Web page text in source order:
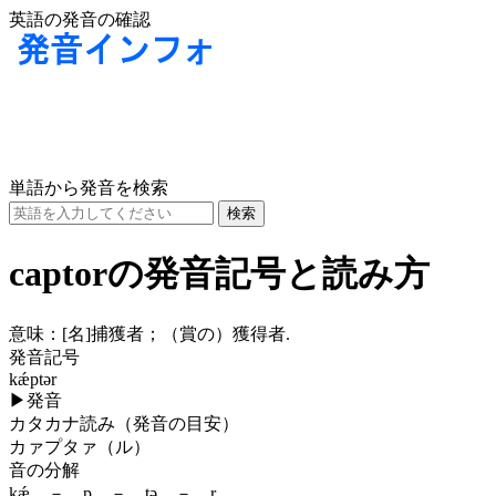
英語の発音の確認
単語から発音を検索
captorの発音記号と読み方
意味： [名]捕獲者；（賞の）獲得者.
発音記号
kǽptər
▶発音
カタカナ読み（発音の目安）
カァプタァ（ル）
音の分解